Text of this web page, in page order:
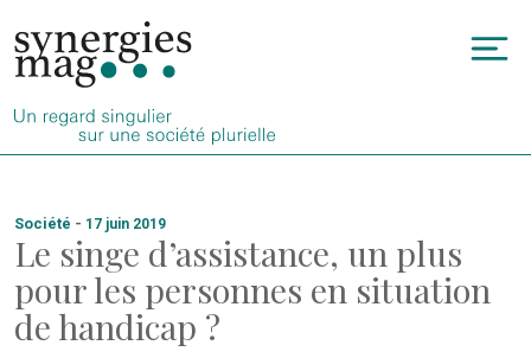
au
contenu
Société - 17 juin 2019
Le singe d’assistance, un plus
pour les personnes en situation
de handicap ?